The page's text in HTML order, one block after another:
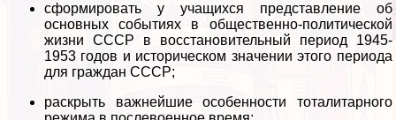
сформировать у учащихся представление об
основных событиях в общественно-политической
жизни СССР в восстановительный период 1945-
1953 годов и историческом значении этого периода
для граждан СССР;
раскрыть важнейшие особенности тоталитарного